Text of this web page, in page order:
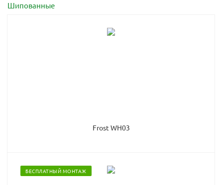
Шипованные
Frost WH03
БЕСПЛАТНЫЙ МОНТАЖ